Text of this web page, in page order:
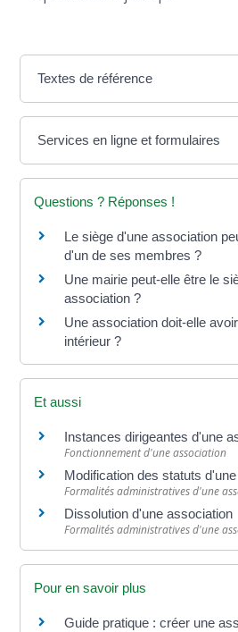
Textes de référence
Services en ligne et formulaires
Questions ? Réponses !
Le siège d'une association
d'un de ses membres ?
Une mairie peut-elle être le
association ?
Une association doit-elle
intérieur ?
Et aussi
Instances dirigeantes d'une
Fonctionnement d'une association
Modification des statuts
Formalités administratives d'une
Dissolution d'une association
Formalités administratives d'une
Pour en savoir plus
Guide pratique : créer une